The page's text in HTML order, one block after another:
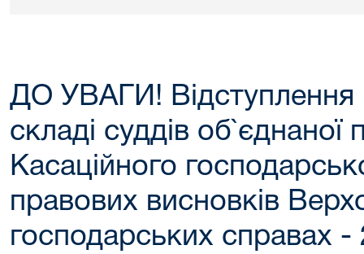
ДО УВАГИ! Відступлення
складі суддів об`єднаної
Касаційного
правових висновків
господарських справах -